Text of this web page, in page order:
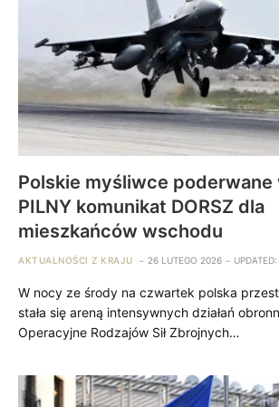
Polskie myśliwce poderwane
PILNY komunikat DORSZ dla
mieszkańców wschodu
AKTUALNOŚCI Z KRAJU 26 LUTEGO 2026 UPDATED:
W nocy ze środy na czwartek polska
stała się areną intensywnych działań
Operacyjne Rodzajów Sił Zbrojnych…